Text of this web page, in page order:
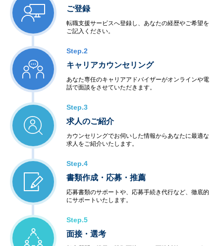
ご登録
転職支援サービスへ登録し、あなたの経歴やご希望を
ご記入ください。
Step.2
キャリアカウンセリング
あなた専任のキャリアアドバイザーがオンラインや電
話で面談をさせていただきます。
Step.3
求人のご紹介
カウンセリングでお伺いした情報からあなたに最適な
求人をご紹介いたします。
Step.4
書類作成・応募・推薦
応募書類のサポートや、応募手続き代行など、徹底的
にサポートいたします。
Step.5
面接・選考